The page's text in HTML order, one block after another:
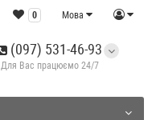
Мова
0
(097) 531-46-93
Для Вас працюємо 24/7